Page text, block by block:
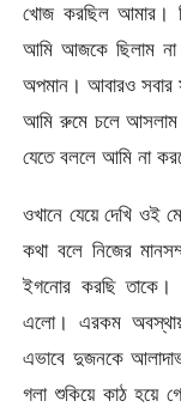
খোজ করছিল আমার।
আমি আজকে ছিলাম
অপমান। আবারও সবার
আমি রুমে চলে
যেতে বললে আমি না
ওখানে যেয়ে দেখি ওই
কথা বলে নিজের
ইগনোর করছি তাকে।
এলো। এরকম অবস্থায়
এভাবে দুজনকে
গলা শুকিয়ে কাঠ হয়ে